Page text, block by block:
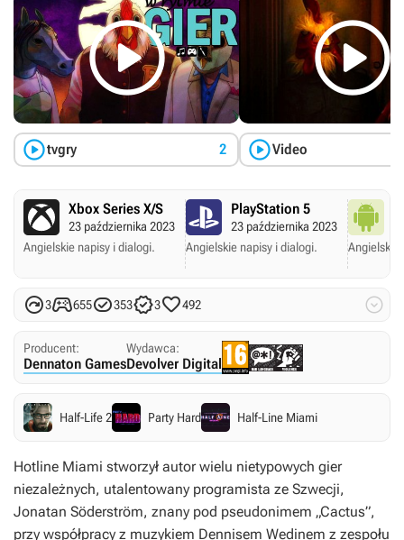

tvgry 2

Video
Xbox Series X/S
23 października 2023
Angielskie napisy i dialogi.
PlayStation 5
23 października 2023
Angielskie napisy i dialogi.
Angielskie
36553533492 
Producent:
Dennaton Games
Wydawca:
Devolver Digital
Half-Life 2 Party Hard Half-Line Miami
Hotline Miami stworzył autor wielu nietypowych gier
niezależnych, utalentowany programista ze Szwecji,
Jonatan Söderström, znany pod pseudonimem „Cactus”,
przy współpracy z muzykiem Dennisem Wedinem z zespołu